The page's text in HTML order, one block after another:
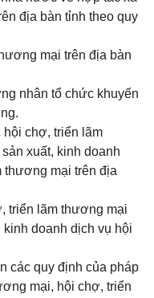
địa bàn tỉnh theo quy
mại trên địa bàn
nhân tổ chức khuyến
hội chợ, triển lãm
xuất, kinh doanh
thương mại trên địa
triển lãm thương mại
doanh dịch vụ hội
các quy định của pháp
mại, hội chợ, triển